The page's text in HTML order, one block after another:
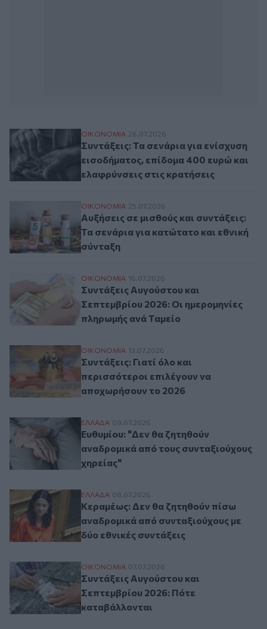
Συντάξεις: Τα σενάρια για ενίσχυση
ΟΙΚΟΝΟΜΙΑ 26.07.2026
Συντάξεις: Τα σενάρια για ενίσχυση
εισοδήματος, επίδομα 400 ευρώ και
ελαφρύνσεις στις κρατήσεις
Αυξήσεις σε μισθούς και συντάξεις: Τα
ΟΙΚΟΝΟΜΙΑ 25.07.2026
Αυξήσεις σε μισθούς και συντάξεις:
Τα σενάρια για κατώτατο και εθνική
σύνταξη
Συντάξεις Αυγούστου και Σεπτεμβρίου
ΟΙΚΟΝΟΜΙΑ 16.07.2026
Συντάξεις Αυγούστου και
Σεπτεμβρίου 2026: Οι ημερομηνίες
πληρωμής ανά Ταμείο
Συντάξεις: Γιατί όλο και περισσότεροι
ΟΙΚΟΝΟΜΙΑ 13.07.2026
Συντάξεις: Γιατί όλο και
περισσότεροι επιλέγουν να
αποχωρήσουν το 2026
Ευθυμίου: "Δεν θα ζητηθούν αναδρομικά
ΕΛΛAΔΑ 09.07.2026
Ευθυμίου: "Δεν θα ζητηθούν
αναδρομικά από τους συνταξιούχους
χηρείας"
Κεραμέως: Δεν θα ζητηθούν πίσω
ΕΛΛAΔΑ 08.07.2026
Κεραμέως: Δεν θα ζητηθούν πίσω
αναδρομικά από συνταξιούχους με
δύο εθνικές συντάξεις
Συντάξεις Αυγούστου και Σεπτεμβρίου
ΟΙΚΟΝΟΜΙΑ 07.07.2026
Συντάξεις Αυγούστου και
Σεπτεμβρίου 2026: Πότε
καταβάλλονται